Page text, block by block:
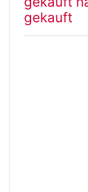
gekauft